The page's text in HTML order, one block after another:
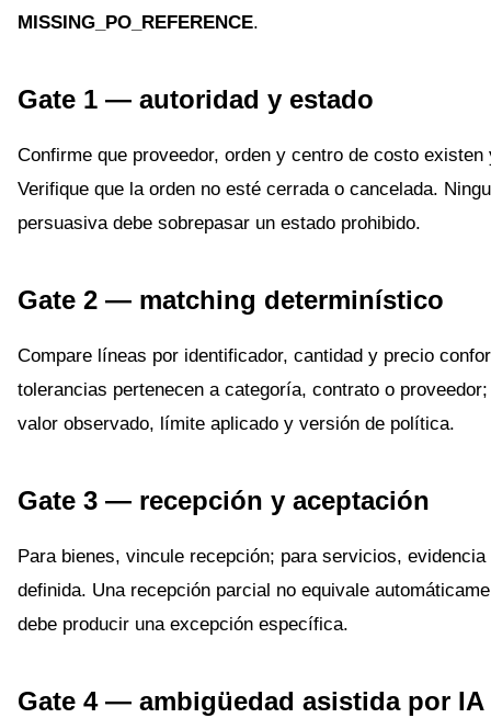
MISSING_PO_REFERENCE.
Gate 1 — autoridad y estado
Confirme que proveedor, orden y centro de costo
Verifique que la orden no esté cerrada o cancelada.
persuasiva debe sobrepasar un estado prohibido.
Gate 2 — matching determinístico
Compare líneas por identificador, cantidad y precio
tolerancias pertenecen a categoría, contrato o
valor observado, límite aplicado y versión de política.
Gate 3 — recepción y aceptación
Para bienes, vincule recepción; para servicios, evidencia
definida. Una recepción parcial no equivale
debe producir una excepción específica.
Gate 4 — ambigüedad asistida por IA